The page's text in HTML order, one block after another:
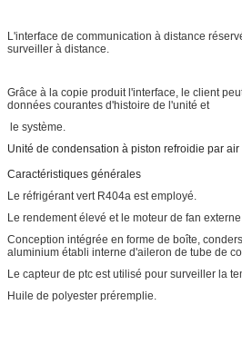
L'interface de communication à distance
surveiller à distance.
Grâce à la copie produit l'interface, le client
données courantes d'histoire de l'unité et
le système.
Unité de condensation à piston refroidie par air
Caractéristiques générales
Le réfrigérant vert R404a est employé.
Le rendement élevé et le moteur de fan
Conception intégrée en forme de boîte,
aluminium établi interne d'aileron de tube de
Le capteur de ptc est utilisé pour surveiller la
Huile de polyester préremplie.